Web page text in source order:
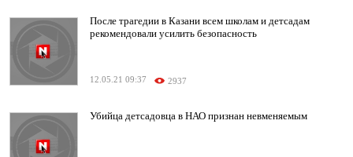
После трагедии в Казани всем школам и детсадам
рекомендовали усилить безопасность
12.05.21 09:37 2937
Убийца детсадовца в НАО признан невменяемым